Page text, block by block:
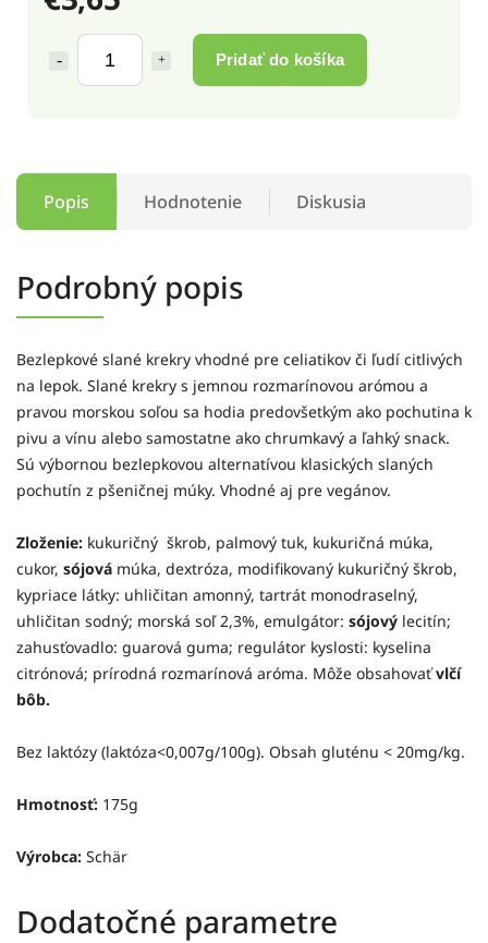
Pridať do košíka
Popis Hodnotenie Diskusia
Podrobný popis
Bezlepkové slané krekry vhodné pre celiatikov či ľudí citlivých
na lepok. Slané krekry s jemnou rozmarínovou arómou a
pravou morskou soľou sa hodia predovšetkým ako pochutina k
pivu a vínu alebo samostatne ako chrumkavý a ľahký snack.
Sú výbornou bezlepkovou alternatívou klasických slaných
pochutín z pšeničnej múky. Vhodné aj pre vegánov.
Zloženie: kukuričný škrob, palmový tuk, kukuričná múka,
cukor, sójová múka, dextróza, modifikovaný kukuričný škrob,
kypriace látky: uhličitan amonný, tartrát monodraselný,
uhličitan sodný; morská soľ 2,3%, emulgátor: sójový lecitín;
zahusťovadlo: guarová guma; regulátor kyslosti: kyselina
citrónová; prírodná rozmarínová aróma. Môže obsahovaťvlčí
bôb.
Bez laktózy (laktóza<0,007g/100g). Obsah gluténu < 20mg/kg.
Hmotnosť: 175g
Výrobca: Schär
Dodatočné parametre